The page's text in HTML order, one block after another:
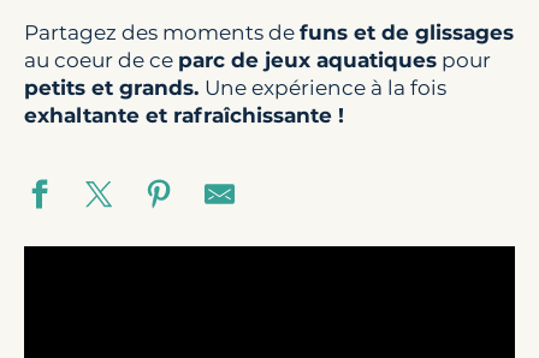
Partagez des moments de funs et de glissages
au coeur de ce parc de jeux aquatiques pour
petits et grands. Une expérience à la fois
exhaltante et rafraîchissante !